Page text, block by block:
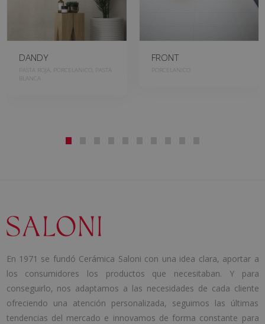
DANDY
PASTA ROJA, PORCELANICO, PASTA
BLANCA
FRONT
PORCELANICO
En 1971 se fundó Cerámica Saloni con una idea clara, aportar a
los consumidores los productos que necesitaban. Y para
conseguirlo, nos adaptamos a las necesidades de cada cliente
ofreciendo una atención personalizada, seguimos las últimas
tendencias del mercado e innovamos de forma constante para